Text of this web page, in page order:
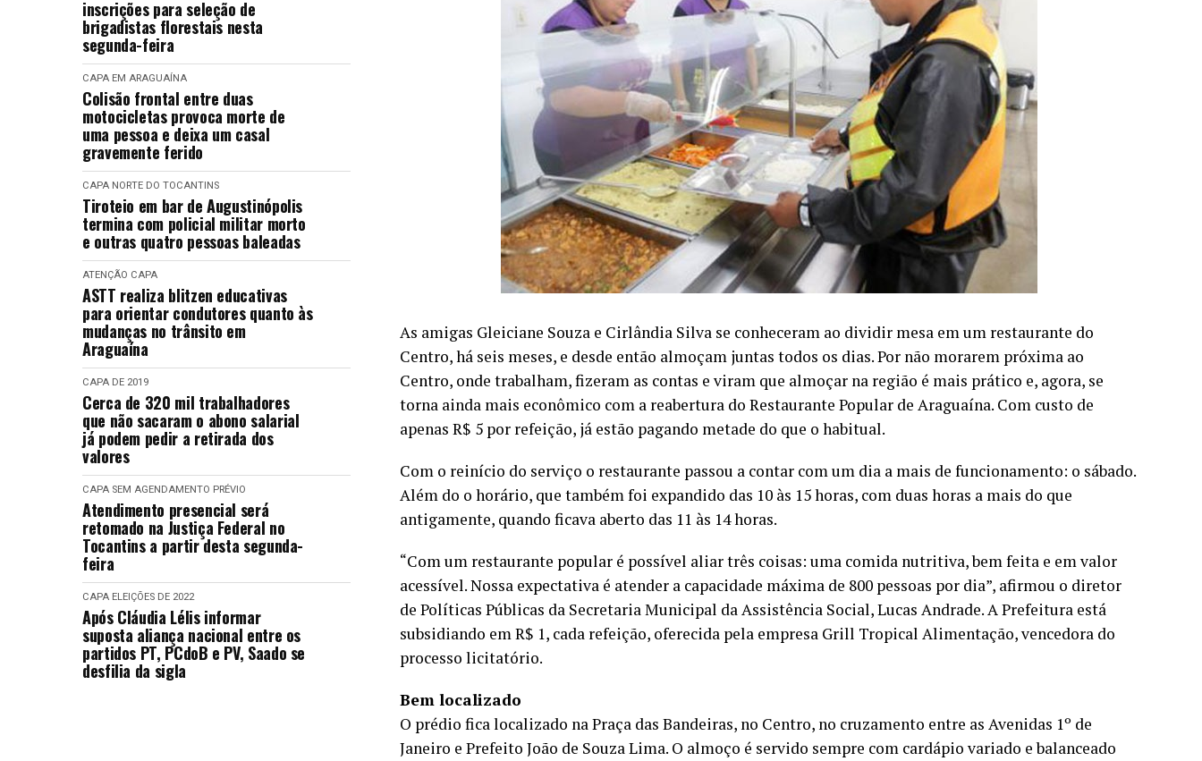
inscrições para seleção de
brigadistas florestais nesta
segunda-feira
CAPA EM ARAGUAÍNA
Colisão frontal entre duas
motocicletas provoca morte de
uma pessoa e deixa um casal
gravemente ferido
CAPA NORTE DO TOCANTINS
Tiroteio em bar de Augustinópolis
termina com policial militar morto
e outras quatro pessoas baleadas
ATENÇÃO CAPA
ASTT realiza blitzen educativas
para orientar condutores quanto às
mudanças no trânsito em
Araguaína
CAPA DE 2019
Cerca de 320 mil trabalhadores
que não sacaram o abono salarial
já podem pedir a retirada dos
valores
CAPA SEM AGENDAMENTO PRÉVIO
Atendimento presencial será
retomado na Justiça Federal no
Tocantins a partir desta segunda-
feira
CAPA ELEIÇÕES DE 2022
Após Cláudia Lélis informar
suposta aliança nacional entre os
partidos PT, PCdoB e PV, Saado se
desfilia da sigla
As amigas Gleiciane Souza e Cirlândia Silva se conheceram ao dividir mesa em um restaurante do
Centro, há seis meses, e desde então almoçam juntas todos os dias. Por não morarem próxima ao
Centro, onde trabalham, fizeram as contas e viram que almoçar na região é mais prático e, agora, se
torna ainda mais econômico com a reabertura do Restaurante Popular de Araguaína. Com custo de
apenas R$ 5 por refeição, já estão pagando metade do que o habitual.
Com o reinício do serviço o restaurante passou a contar com um dia a mais de funcionamento: o sábado.
Além do o horário, que também foi expandido das 10 às 15 horas, com duas horas a mais do que
antigamente, quando ficava aberto das 11 às 14 horas.
“Com um restaurante popular é possível aliar três coisas: uma comida nutritiva, bem feita e em valor
acessível. Nossa expectativa é atender a capacidade máxima de 800 pessoas por dia”, afirmou o diretor
de Políticas Públicas da Secretaria Municipal da Assistência Social, Lucas Andrade. A Prefeitura está
subsidiando em R$ 1, cada refeição, oferecida pela empresa Grill Tropical Alimentação, vencedora do
processo licitatório.
Bem localizado
O prédio fica localizado na Praça das Bandeiras, no Centro, no cruzamento entre as Avenidas 1º de
Janeiro e Prefeito João de Souza Lima. O almoço é servido sempre com cardápio variado e balanceado